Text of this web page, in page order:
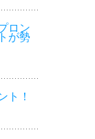
ロン
が勢
ト！